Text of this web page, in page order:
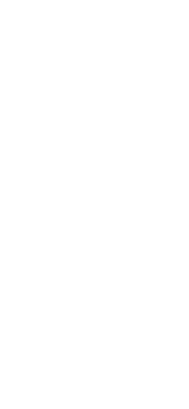
در اتمسفر باید کاهش چشم
روی تغییرات آب و هوایی بحث
خطرات نشر این گاز به فکر راه
برجسته دنیا اهداف
نیز یکی از
و پر استفاده‌ترین سوخت ما
است مثل گاز دی اکسید
از گاز طبیعی و خالص سازی آن